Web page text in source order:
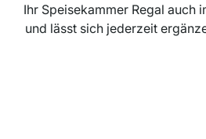
Ihr Speisekammer Regal auch
und lässt sich jederzeit